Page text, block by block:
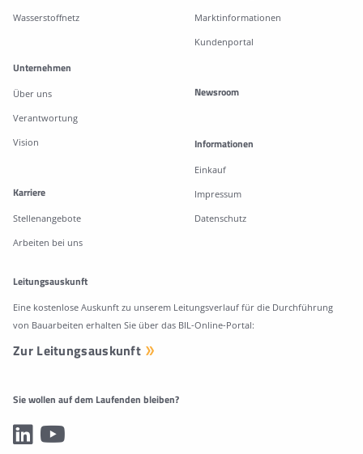
Wasserstoffnetz
Marktinformationen
Kundenportal
Unternehmen
Über uns
Verantwortung
Vision
Karriere
Stellenangebote
Arbeiten bei uns
Newsroom
Informationen
Einkauf
Impressum
Datenschutz
Leitungsauskunft
Eine kostenlose Auskunft zu unserem Leitungsverlauf für die Durchführung
von Bauarbeiten erhalten Sie über das BIL-Online-Portal:
Zur Leitungsauskunft
Sie wollen auf dem Laufenden bleiben?